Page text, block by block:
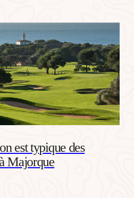
est typique des
Majorque